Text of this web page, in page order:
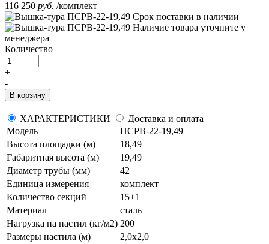
116 250 руб. /комплект
Срок поставки в наличии
Наличие товара уточните у
менеджера
Количество
+
-
В корзину
ХАРАКТЕРИСТИКИ
Доставка и оплата
Модель
ПСРВ-22-19,49
Высота площадки (м)
18,49
Габаритная высота (м)
19,49
Диаметр трубы (мм)
42
Единица измерения
комплект
Количество секций
15+1
Материал
сталь
Нагрузка на настил (кг/м2) 200
Размеры настила (м)
2,0х2,0